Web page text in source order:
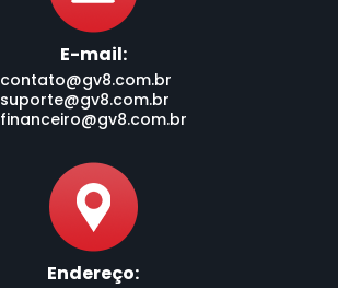
E-mail:
contato@gv8.com.br
suporte@gv8.com.br
financeiro@gv8.com.br
Endereço: